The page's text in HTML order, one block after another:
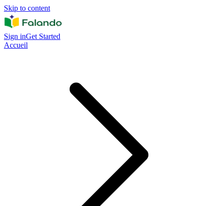
Skip to content
Sign inGet Started
Accueil